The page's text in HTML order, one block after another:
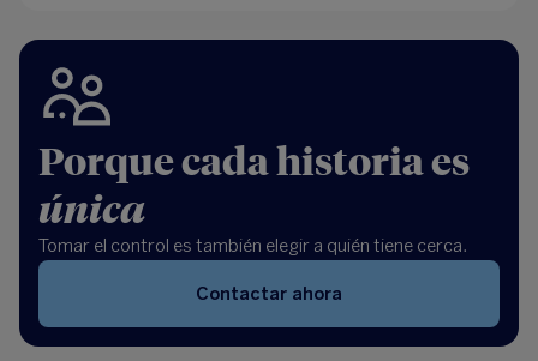
Porque cada historia es
única
Tomar el control es también elegir a quién tiene cerca.
Contactar ahora